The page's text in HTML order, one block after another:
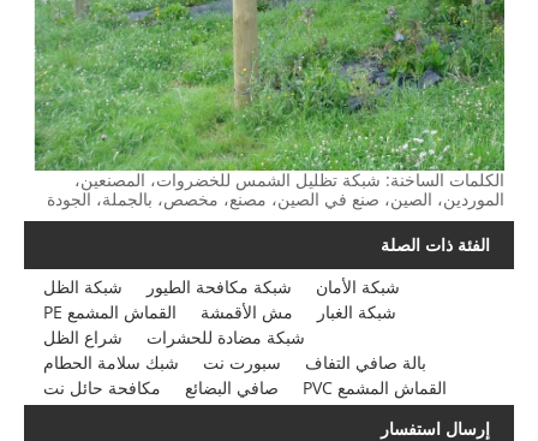
الكلمات الساخنة: شبكة تظليل الشمس للخضروات، المصنعين،
الموردين، الصين، صنع في الصين، مصنع، مخصص، بالجملة، الجودة
الفئة ذات الصلة
شبكة الظل
شبكة مكافحة الطيور
شبكة الأمان
القماش المشمع PE
مش الأقمشة
شبكة الغبار
شراع الظل
شبكة مضادة للحشرات
شبك سلامة الحطام
سبورت نت
بالة صافي التفاف
مكافحة حائل نت
صافي البضائع
القماش المشمع PVC
إرسال استفسار